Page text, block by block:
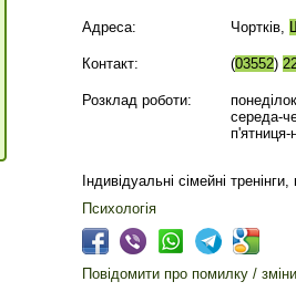
Адреса: Чортків,
Контакт: (03552)
Розклад роботи:
середа-
п'ятниця-
Індивідуальні сімейні
Психологія
Повідомити про помилку / зміни